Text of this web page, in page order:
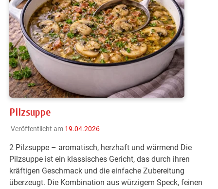
Pilzsuppe
Veröffentlicht am 19.04.2026
2 Pilzsuppe – aromatisch, herzhaft und wärmend Die
Pilzsuppe ist ein klassisches Gericht, das durch ihren
kräftigen Geschmack und die einfache Zubereitung
überzeugt. Die Kombination aus würzigem Speck, feinen